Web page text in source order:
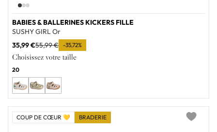
BABIES & BALLERINES KICKERS FILLE
SUSHY GIRL Or
35,99 €55,99 € -35,72%
Choisissez votre taille
20
COUP DE CŒUR 💛 BRADERIE